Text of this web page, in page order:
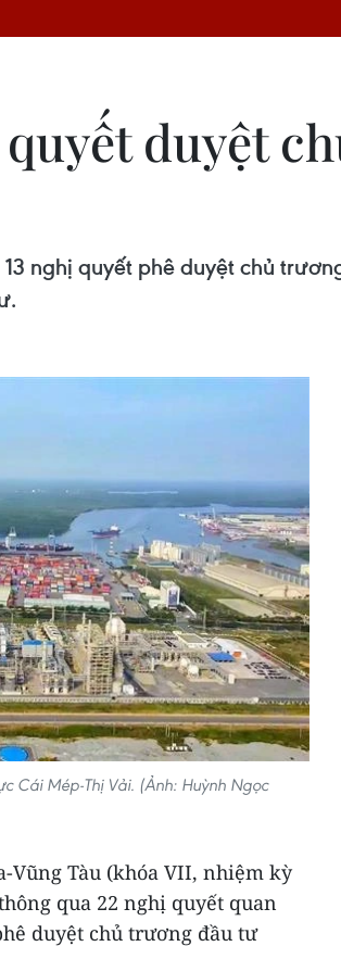
duyệt
nghị quyết phê duyệt chủ
Cái Mép-Thị Vải. (Ảnh: Huỳnh Ngọc
Vũng Tàu (khóa VII, nhiệm kỳ
qua 22 nghị quyết quan
duyệt chủ trương đầu tư